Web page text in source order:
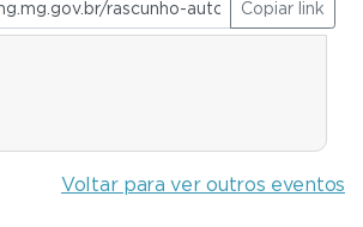
Copiar link
Voltar para ver outros eventos